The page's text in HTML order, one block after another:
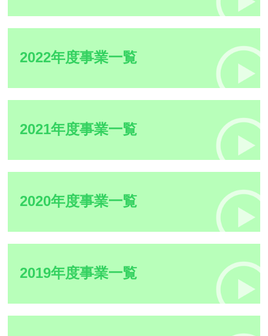
2022年度事業一覧
2021年度事業一覧
2020年度事業一覧
2019年度事業一覧